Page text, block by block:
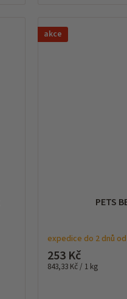
akce
PETS
expedice do 2 dnů
253 Kč
Měrná
843,33 Kč / 1 kg